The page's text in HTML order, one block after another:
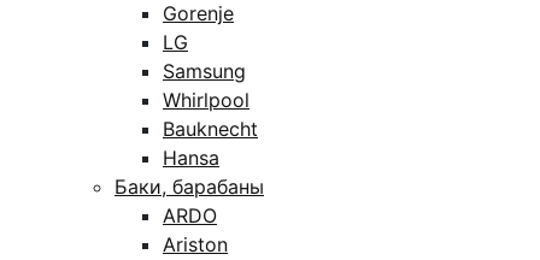
Gorenje
LG
Samsung
Whirlpool
Bauknecht
Hansa
Баки, барабаны
ARDO
Ariston